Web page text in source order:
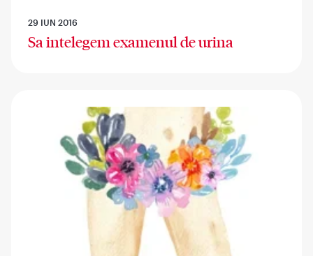
29 IUN 2016
Sa intelegem examenul de urina